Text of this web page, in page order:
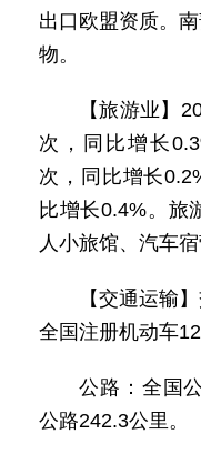
出口欧盟资质。
物。
【旅游业】
次，同比增长
次，同比增长
比增长0.4%。旅
人小旅馆、汽车
【交通运输
全国注册机动车
公路：全国
公路242.3公里。